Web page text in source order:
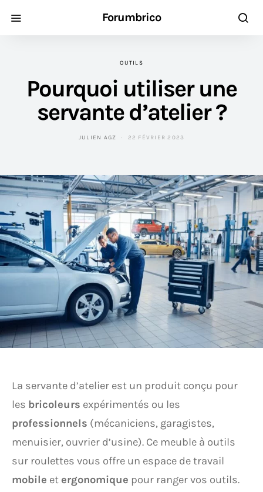
Forumbrico
OUTILS
Pourquoi utiliser une
servante d’atelier ?
JULIEN AGZ 22 FÉVRIER 2023
La servante d’atelier est un produit conçu pour
les bricoleurs expérimentés ou les
professionnels (mécaniciens, garagistes,
menuisier, ouvrier d’usine). Ce meuble à outils
sur roulettes vous offre un espace de travail
mobile et ergonomique pour ranger vos outils.